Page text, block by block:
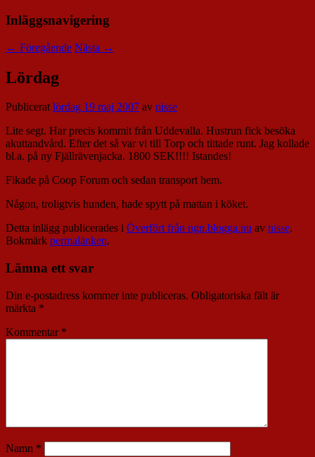
Inläggsnavigering
← Föregående Nästa →
Lördag
Publiceratlördag 19 maj 2007 av nisse
Lite segt. Har precis kommit från Uddevalla. Hustrun fick besöka
akuttandvård. Efter det så var vi till Torp och tittade runt. Jag kollade
bl.a. på ny Fjällrävenjacka. 1800 SEK!!!! Istandes!
Fikade på Coop Forum och sedan transport hem.
Någon, troligtvis hunden, hade spytt på mattan i köket.
Detta inlägg publicerades i Överfört från ngn.blogga.nu av nisse.
Bokmärk permalänken.
Lämna ett svar
Din e-postadress kommer inte publiceras. Obligatoriska fält är
märkta *
Kommentar *
Namn *